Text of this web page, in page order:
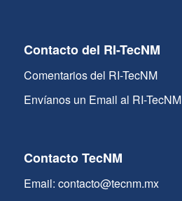
Contacto del RI-TecNM
Comentarios del RI-TecNM
Envíanos un Email al RI-TecNM
Contacto TecNM
Email: contacto@tecnm.mx